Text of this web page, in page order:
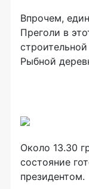
Впрочем,
Преголи в
Рыбной
Около 13.30
состояние
президентом.